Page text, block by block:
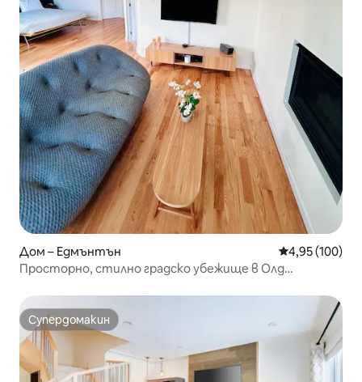
Дом – Едмънтън Средна
4,95 (100)
Просторно, стилно градско убежище в Олд
Супердомакин
Супердомакин